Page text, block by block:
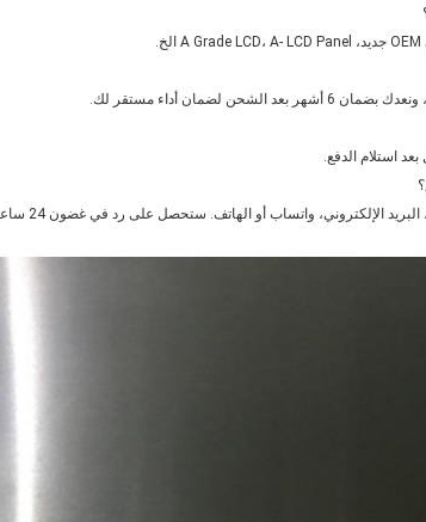
لضمان أداء مستقر لك.
الإلكتروني، واتساب أو الهاتف. ستحصل على رد في غضون 24 ساعة.